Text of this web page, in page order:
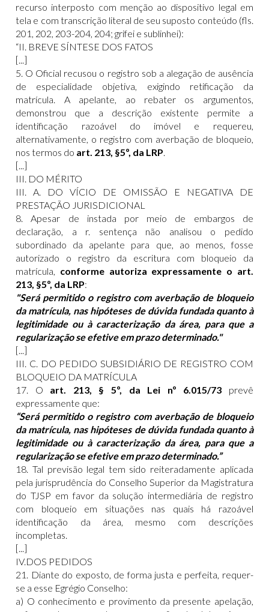
recurso interposto com menção ao dispositivo legal em
tela e com transcrição literal de seu suposto conteúdo (fls.
201, 202, 203-204, 204; grifei e sublinhei):
“II. BREVE SÍNTESE DOS FATOS
[...]
5. O Oficial recusou o registro sob a alegação de ausência
de especialidade objetiva, exigindo retificação da
matrícula. A apelante, ao rebater os argumentos,
demonstrou que a descrição existente permite a
identificação razoável do imóvel e requereu,
alternativamente, o registro com averbação de bloqueio,
nos termos do art. 213, §5º, da LRP.
[...]
III. DO MÉRITO
III. A. DO VÍCIO DE OMISSÃO E NEGATIVA DE
PRESTAÇÃO JURISDICIONAL
8. Apesar de instada por meio de embargos de
declaração, a r. sentença não analisou o pedido
subordinado da apelante para que, ao menos, fosse
autorizado o registro da escritura com bloqueio da
matrícula, conforme autoriza expressamente o art.
213, §5º, da LRP:
"Será permitido o registro com averbação de bloqueio
da matrícula, nas hipóteses de dúvida fundada quanto à
legitimidade ou à caracterização da área, para que a
regularização se efetive em prazo determinado."
[...]
III. C. DO PEDIDO SUBSIDIÁRIO DE REGISTRO COM
BLOQUEIO DA MATRÍCULA
17. O art. 213, § 5º, da Lei nº 6.015/73 prevê
expressamente que:
“Será permitido o registro com averbação de bloqueio
da matrícula, nas hipóteses de dúvida fundada quanto à
legitimidade ou à caracterização da área, para que a
regularização se efetive em prazo determinado.”
18. Tal previsão legal tem sido reiteradamente aplicada
pela jurisprudência do Conselho Superior da Magistratura
do TJSP em favor da solução intermediária de registro
com bloqueio em situações nas quais há razoável
identificação da área, mesmo com descrições
incompletas.
[...]
IV.DOS PEDIDOS
21. Diante do exposto, de forma justa e perfeita, requer-
se a esse Egrégio Conselho:
a) O conhecimento e provimento da presente apelação,